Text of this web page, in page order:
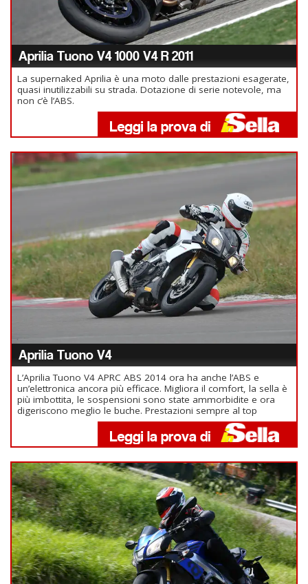
Aprilia Tuono V4 1000 V4 R 2011
La supernaked Aprilia è una moto dalle prestazioni esagerate,
quasi inutilizzabili su strada. Dotazione di serie notevole, ma
non c’è l’ABS.
Aprilia Tuono V4
L’Aprilia Tuono V4 APRC ABS 2014 ora ha anche l’ABS e
un’elettronica ancora più efficace. Migliora il comfort, la sella è
più imbottita, le sospensioni sono state ammorbidite e ora
digeriscono meglio le buche. Prestazioni sempre al top